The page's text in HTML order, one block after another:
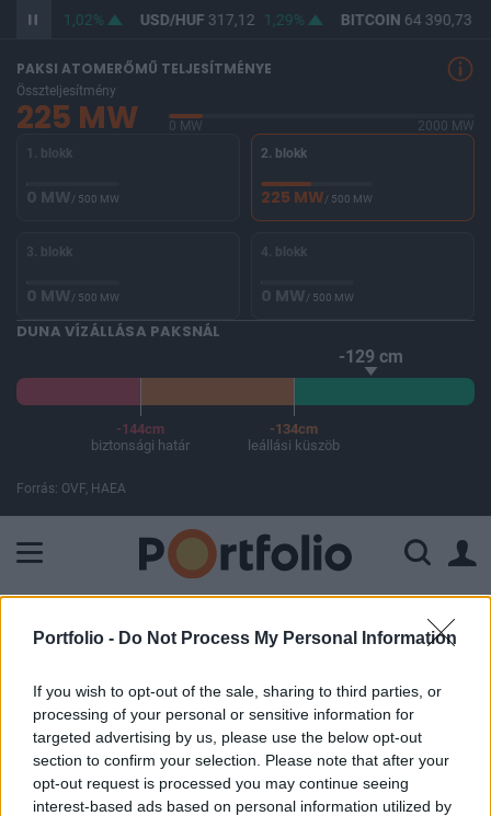
Portfolio - Do Not Process My Personal Information
If you wish to opt-out of the sale, sharing to third parties, or
processing of your personal or sensitive information for
targeted advertising by us, please use the below opt-out
section to confirm your selection. Please note that after your
opt-out request is processed you may continue seeing
interest-based ads based on personal information utilized by
365,41 1,02% USD/HUF317,12 1,29% BITCOIN64 390,73
PAKSI ATOMERŐMŰ TELJESÍTMÉNYE
Összteljesítmény
225 MW 0 MW
2000 MW
1. blokk
0 MW/ 500 MW
2. blokk
225 MW/ 500 MW
3. blokk
0 MW/ 500 MW
4. blokk
0 MW/ 500 MW
DUNA VÍZÁLLÁSA PAKSNÁL
-129 cm
-144cm
biztonsági határ
-134cm
leállási küszöb
Forrás: OVF, HAEA
ELŐFIZETŐI TARTALOM
300 millió forintért adtak el egy
üveg whiskyt
2018. október 03. 15:41